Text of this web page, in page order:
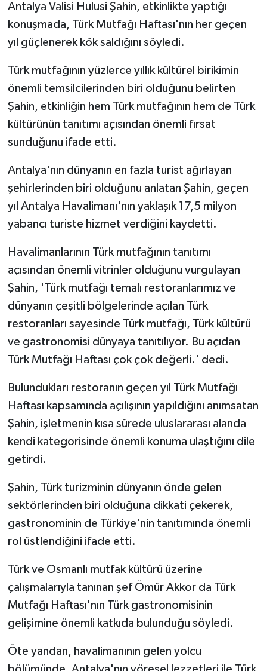
Antalya Valisi Hulusi Şahin, etkinlikte yaptığı
konuşmada, Türk Mutfağı Haftası'nın her geçen
yıl güçlenerek kök saldığını söyledi.
Türk mutfağının yüzlerce yıllık kültürel birikimin
önemli temsilcilerinden biri olduğunu belirten
Şahin, etkinliğin hem Türk mutfağının hem de Türk
kültürünün tanıtımı açısından önemli fırsat
sunduğunu ifade etti.
Antalya'nın dünyanın en fazla turist ağırlayan
şehirlerinden biri olduğunu anlatan Şahin, geçen
yıl Antalya Havalimanı'nın yaklaşık 17,5 milyon
yabancı turiste hizmet verdiğini kaydetti.
Havalimanlarının Türk mutfağının tanıtımı
açısından önemli vitrinler olduğunu vurgulayan
Şahin, 'Türk mutfağı temalı restoranlarımız ve
dünyanın çeşitli bölgelerinde açılan Türk
restoranları sayesinde Türk mutfağı, Türk kültürü
ve gastronomisi dünyaya tanıtılıyor. Bu açıdan
Türk Mutfağı Haftası çok çok değerli.' dedi.
Bulundukları restoranın geçen yıl Türk Mutfağı
Haftası kapsamında açılışının yapıldığını anımsatan
Şahin, işletmenin kısa sürede uluslararası alanda
kendi kategorisinde önemli konuma ulaştığını dile
getirdi.
Şahin, Türk turizminin dünyanın önde gelen
sektörlerinden biri olduğuna dikkati çekerek,
gastronominin de Türkiye'nin tanıtımında önemli
rol üstlendiğini ifade etti.
Türk ve Osmanlı mutfak kültürü üzerine
çalışmalarıyla tanınan şef Ömür Akkor da Türk
Mutfağı Haftası'nın Türk gastronomisinin
gelişimine önemli katkıda bulunduğu söyledi.
Öte yandan, havalimanının gelen yolcu